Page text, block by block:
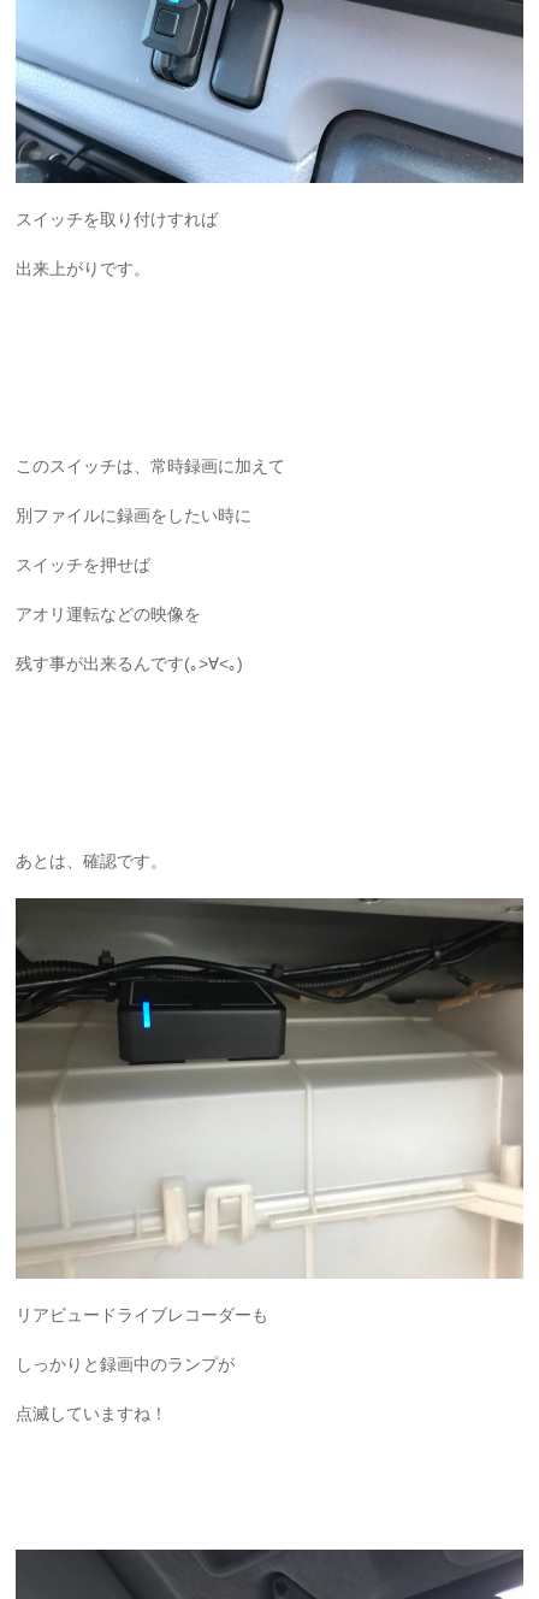
スイッチを取り付けすれば
出来上がりです。
このスイッチは、常時録画に加えて
別ファイルに録画をしたい時に
スイッチを押せば
アオリ運転などの映像を
残す事が出来るんです(｡>∀<｡)
あとは、確認です。
リアビュードライブレコーダーも
しっかりと録画中のランプが
点滅していますね！